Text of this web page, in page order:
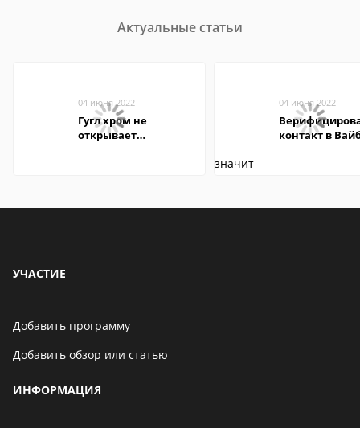
Актуальные статьи
04 июня 2022
Гугл хром не
открывает
04 июня 2022
контакт в
УЧАСТИЕ
Добавить программу
Добавить обзор или статью
ИНФОРМАЦИЯ